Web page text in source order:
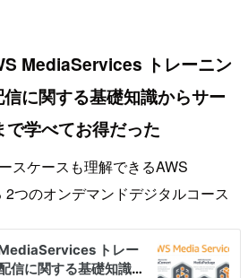
MediaServices トレーニン
に関する基礎知識からサー
で学べてお得だった
スケースも理解できるAWS
つのオンデマンドデジタルコース